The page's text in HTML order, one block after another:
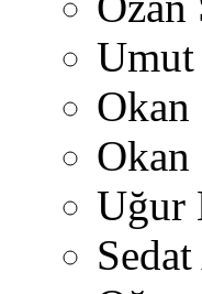
Umut
Okan
Uğur